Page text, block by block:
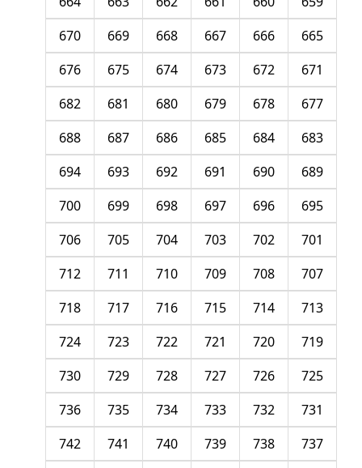
665
666
667
668
669
670
671
672
673
674
675
676
677
678
679
680
681
682
683
684
685
686
687
688
689
690
691
692
693
694
695
696
697
698
699
700
701
702
703
704
705
706
707
708
709
710
711
712
713
714
715
716
717
718
719
720
721
722
723
724
725
726
727
728
729
730
731
732
733
734
735
736
737
738
739
740
741
742